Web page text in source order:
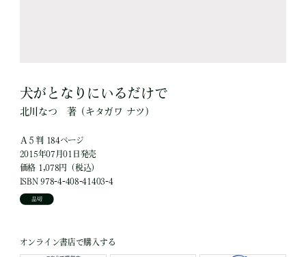
犬がとなりにいるだけで
北川なつ 著（キタガワ ナツ）
Ａ５判 184ページ
2015年07月01日発売
価格 1,078円（税込）
ISBN 978-4-408-41403-4
品切
オンライン書店で購入する